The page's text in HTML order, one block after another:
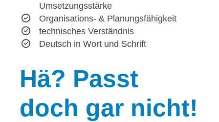
Umsetzungsstärke
Organisations- & Planungsfähigkeit
technisches Verständnis
Deutsch in Wort und Schrift
Hä? Passt
doch gar nicht!